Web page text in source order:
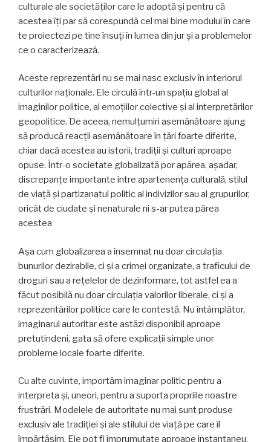
culturale ale societăților care le adoptă și pentru că
acestea îți par să corespundă cel mai bine modului în care
te proiectezi pe tine însuți în lumea din jur și a problemelor
ce o caracterizează.
Aceste reprezentări nu se mai nasc exclusiv în interiorul
culturilor naționale. Ele circulă într-un spațiu global al
imaginilor politice, al emoțiilor colective și al interpretărilor
geopolitice. De aceea, nemulțumiri asemănătoare ajung
să producă reacții asemănătoare în țări foarte diferite,
chiar dacă acestea au istorii, tradiții și culturi aproape
opuse. Într-o societate globalizată por apărea, așadar,
discrepanțe importante între apartenența culturală, stilul
de viață și partizanatul politic al indivizilor sau al grupurilor,
oricât de ciudate și nenaturale ni s-ar putea părea
acestea
Așa cum globalizarea a însemnat nu doar circulația
bunurilor dezirabile, ci și a crimei organizate, a traficului de
droguri sau a rețelelor de dezinformare, tot astfel ea a
făcut posibilă nu doar circulația valorilor liberale, ci și a
reprezentărilor politice care le contestă. Nu întâmplător,
imaginarul autoritar este astăzi disponibil aproape
pretutindeni, gata să ofere explicații simple unor
probleme locale foarte diferite.
Cu alte cuvinte, importăm imaginar politic pentru a
interpreta și, uneori, pentru a suporta propriile noastre
frustrări. Modelele de autoritate nu mai sunt produse
exclusiv ale tradiției și ale stilului de viață pe care îl
împărtășim. Ele pot fi împrumutate aproape instantaneu,